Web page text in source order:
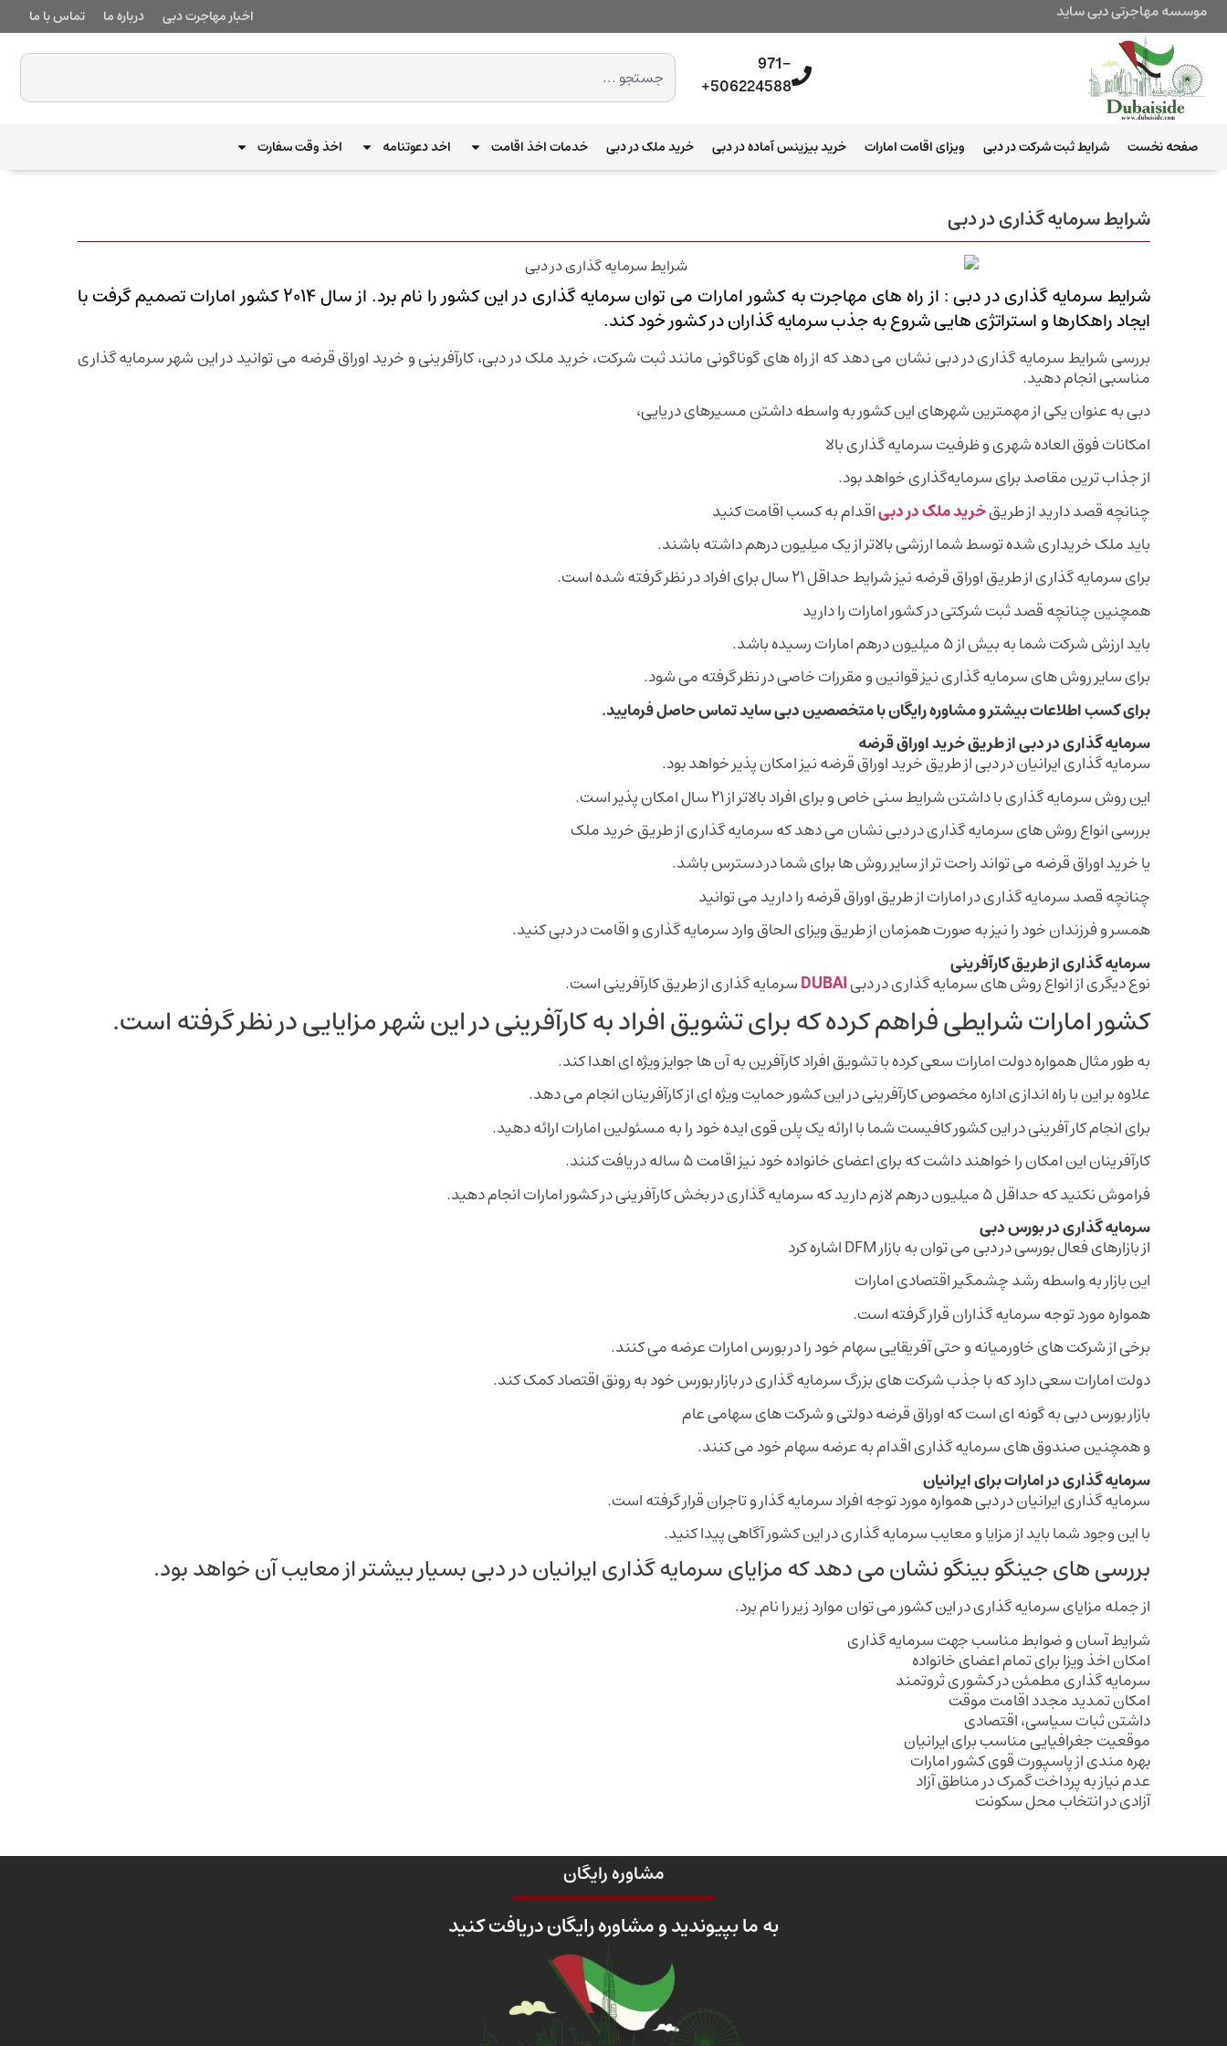
موسسه مهاجرتی دبی ساید اخبار مهاجرت دبی درباره ما تماس با ما
971-
506224588+
صفحه نخست شرایط ثبت شرکت در دبی ویزای اقامت امارات خرید بیزینس آماده در دبی خرید ملک در دبی خدمات اخذ اقامت اخد دعوتنامه اخذ وقت سفارت
شرایط سرمایه گذاری در دبی
شرایط سرمایه گذاری در دبی : از راه های مهاجرت به کشور امارات می توان سرمایه ‌گذاری در این کشور را نام برد. از سال ۲۰۱۴ کشور امارات تصمیم گرفت با
ایجاد راهکارها و استراتژی هایی شروع به جذب سرمایه گذاران در کشور خود کند.
بررسی شرایط سرمایه گذاری در دبی نشان می ‌دهد که از راه‌ های گوناگونی مانند ثبت شرکت، خرید ملک در دبی، کارآفرینی و خرید اوراق قرضه می توانید در این شهر سرمایه گذاری
مناسبی انجام دهید.
دبی به عنوان یکی از مهمترین شهرهای این کشور به واسطه داشتن مسیرهای دریایی،
امکانات فوق العاده شهری و ظرفیت سرمایه گذاری بالا
از جذاب ترین مقاصد برای سرمایه‌گذاری خواهد بود.
چنانچه قصد دارید از طریقخرید ملک در دبیاقدام به کسب اقامت کنید
باید ملک خریداری شده توسط شما ارزشی بالاتر از یک میلیون درهم داشته باشند.
برای سرمایه گذاری از طریق اوراق قرضه نیز شرایط حداقل ۲۱ سال برای افراد در نظر گرفته شده است.
همچنین چنانچه قصد ثبت شرکتی در کشور امارات را دارید
باید ارزش شرکت شما به بیش از ۵ میلیون درهم امارات رسیده باشد.
برای سایر روش های سرمایه گذاری نیز قوانین و مقررات خاصی در نظر گرفته می شود.
برای کسب اطلاعات بیشتر و مشاوره رایگان با متخصصین دبی ساید تماس حاصل فرمایید.
سرمایه گذاری در دبی از طریق خرید اوراق قرضه
سرمایه گذاری ایرانیان در دبی از طریق خرید اوراق قرضه نیز امکان پذیر خواهد بود.
این روش سرمایه گذاری با داشتن شرایط سنی خاص و برای افراد بالاتر از ۲۱ سال امکان پذیر است.
بررسی انواع روش های سرمایه گذاری در دبی نشان می دهد که سرمایه گذاری از طریق خرید ملک
یا خرید اوراق قرضه می تواند راحت تر از سایر روش ها برای شما در دسترس باشد.
چنانچه قصد سرمایه گذاری در امارات از طریق اوراق قرضه را دارید می توانید
همسر و فرزندان خود را نیز به صورت همزمان از طریق ویزای الحاق وارد سرمایه گذاری و اقامت در دبی کنید.
سرمایه گذاری از طریق کارآفرینی
نوع دیگری از انواع روش های سرمایه گذاری در دبیDUBAIسرمایه گذاری از طریق کارآفرینی است.
کشور امارات شرایطی فراهم کرده که برای تشویق افراد به کارآفرینی در این شهر مزایایی در نظر گرفته است.
به طور مثال همواره دولت امارات سعی کرده با تشویق افراد کارآفرین به آن ها جوایز ویژه ای اهدا کند.
علاوه بر این با راه ‌اندازی اداره مخصوص کارآفرینی در این کشور حمایت ویژه ‌ای از کارآفرینان انجام می دهد.
برای انجام کار آفرینی در این کشور کافیست شما با ارائه یک پلن قوی ایده خود را به مسئولین امارات ارائه دهید.
کارآفرینان این امکان را خواهند داشت که برای اعضای خانواده خود نیز اقامت ۵ ساله دریافت کنند.
فراموش نکنید که حداقل ۵ میلیون درهم لازم دارید که سرمایه ‌گذاری در بخش کارآفرینی در کشور امارات انجام دهید.
سرمایه گذاری در بورس دبی
از بازارهای فعال بورسی در دبی می توان به بازار DFM اشاره کرد
این بازار به واسطه رشد چشمگیر اقتصادی امارات
همواره مورد توجه سرمایه گذاران قرار گرفته است.
برخی از شرکت‌ های خاورمیانه و حتی آفریقایی سهام خود را در بورس امارات عرضه می کنند.
دولت امارات سعی دارد که با جذب شرکت‌ های بزرگ سرمایه گذاری در بازار بورس خود به رونق اقتصاد کمک کند.
بازار بورس دبی به گونه ‌ای است که اوراق قرضه دولتی و شرکت های سهامی عام
و همچنین صندوق های سرمایه گذاری اقدام به عرضه سهام خود می کنند.
سرمایه گذاری در امارات برای ایرانیان
سرمایه گذاری ایرانیان در دبی همواره مورد توجه افراد سرمایه‌ گذار و تاجران قرار گرفته است.
با این وجود شما باید از مزایا و معایب سرمایه گذاری در این کشور آگاهی پیدا کنید.
بررسی‌ های جینگو بینگو نشان می‌ دهد که مزایای سرمایه گذاری ایرانیان در دبی بسیار بیشتر از معایب آن خواهد بود.
از جمله مزایای سرمایه‌ گذاری در این کشور می توان موارد زیر را نام برد.
شرایط آسان و ضوابط مناسب جهت سرمایه گذاری
امکان اخذ ویزا برای تمام اعضای خانواده
سرمایه گذاری مطمئن در کشوری ثروتمند
امکان تمدید مجدد اقامت موقت
داشتن ثبات سیاسی، اقتصادی
موقعیت جغرافیایی مناسب برای ایرانیان
بهره مندی از پاسپورت قوی کشور امارات
عدم نیاز به پرداخت گمرک در مناطق آزاد
آزادی در انتخاب محل سکونت
مشاوره رایگان
به ما بپیوندید و مشاوره رایگان دریافت کنید